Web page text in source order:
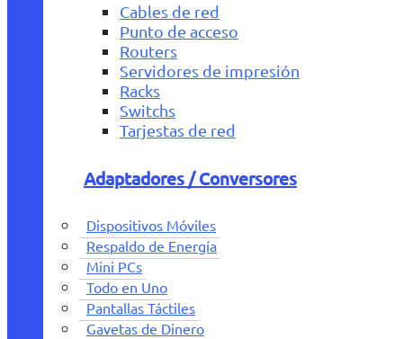
Cables de red
Punto de acceso
Routers
Servidores de impresión
Racks
Switchs
Tarjestas de red
Adaptadores / Conversores
Dispositivos Móviles
Respaldo de Energía
Mini PCs
Todo en Uno
Pantallas Táctiles
Gavetas de Dinero